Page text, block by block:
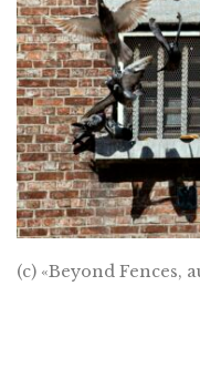
(c) «Beyond Fences,